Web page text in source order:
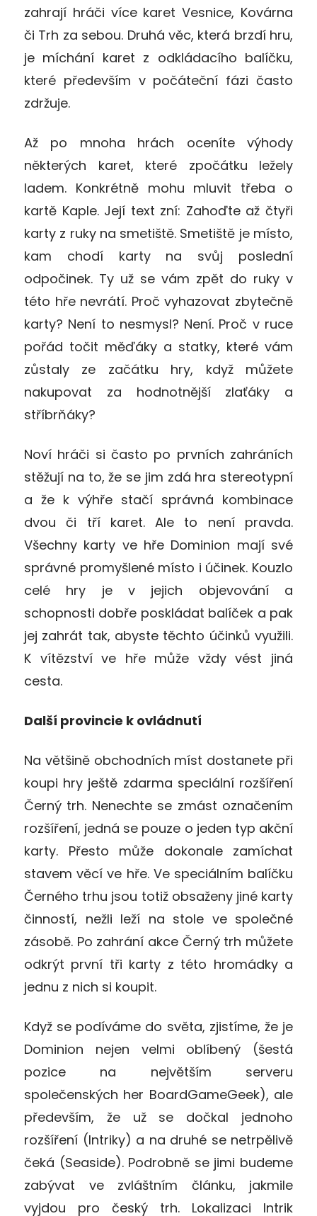
zahrají hráči více karet Vesnice, Kovárna
či Trh za sebou. Druhá věc, která brzdí hru,
je míchání karet z odkládacího balíčku,
které především v počáteční fázi často
zdržuje.
Až po mnoha hrách oceníte výhody
některých karet, které zpočátku ležely
ladem. Konkrétně mohu mluvit třeba o
kartě Kaple. Její text zní: Zahoďte až čtyři
karty z ruky na smetiště. Smetiště je místo,
kam chodí karty na svůj poslední
odpočinek. Ty už se vám zpět do ruky v
této hře nevrátí. Proč vyhazovat zbytečně
karty? Není to nesmysl? Není. Proč v ruce
pořád točit měďáky a statky, které vám
zůstaly ze začátku hry, když můžete
nakupovat za hodnotnější zlaťáky a
stříbrňáky?
Noví hráči si často po prvních zahráních
stěžují na to, že se jim zdá hra stereotypní
a že k výhře stačí správná kombinace
dvou či tří karet. Ale to není pravda.
Všechny karty ve hře Dominion mají své
správné promyšlené místo i účinek. Kouzlo
celé hry je v jejich objevování a
schopnosti dobře poskládat balíček a pak
jej zahrát tak, abyste těchto účinků využili.
K vítězství ve hře může vždy vést jiná
cesta.
Další provincie k ovládnutí
Na většině obchodních míst dostanete při
koupi hry ještě zdarma speciální rozšíření
Černý trh. Nenechte se zmást označením
rozšíření, jedná se pouze o jeden typ akční
karty. Přesto může dokonale zamíchat
stavem věcí ve hře. Ve speciálním balíčku
Černého trhu jsou totiž obsaženy jiné karty
činností, nežli leží na stole ve společné
zásobě. Po zahrání akce Černý trh můžete
odkrýt první tři karty z této hromádky a
jednu z nich si koupit.
Když se podíváme do světa, zjistíme, že je
Dominion nejen velmi oblíbený (šestá
pozice na největším serveru
společenských her BoardGameGeek), ale
především, že už se dočkal jednoho
rozšíření (Intriky) a na druhé se netrpělivě
čeká (Seaside). Podrobně se jimi budeme
zabývat ve zvláštním článku, jakmile
vyjdou pro český trh. Lokalizaci Intrik